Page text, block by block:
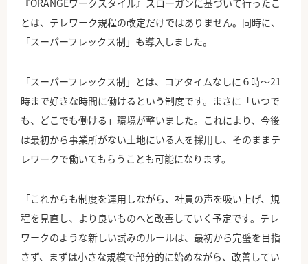
とは、テレワーク規程の改定だけではありません。同時に、
「スーパーフレックス制」も導入しました。
「スーパーフレックス制」とは、コアタイムなしに６時〜21
時まで好きな時間に働けるという制度です。まさに「いつで
も、どこでも働ける」環境が整いました。これにより、今後
は最初から事業所がない土地にいる人を採用し、そのままテ
レワークで働いてもらうことも可能になります。
「これからも制度を運用しながら、社員の声を吸い上げ、規
程を見直し、より良いものへと改善していく予定です。テレ
ワークのような新しい試みのルールは、最初から完璧を目指
さず、まずは小さな規模で部分的に始めながら、改善してい